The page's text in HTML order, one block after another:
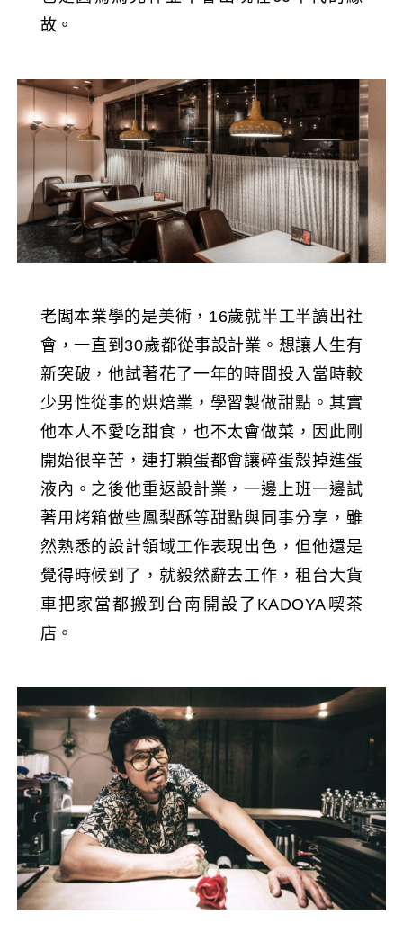
故。
老闆本業學的是美術，16歲就半工半讀出社
會，一直到30歲都從事設計業。想讓人生有
新突破，他試著花了一年的時間投入當時較
少男性從事的烘焙業，學習製做甜點。其實
他本人不愛吃甜食，也不太會做菜，因此剛
開始很辛苦，連打顆蛋都會讓碎蛋殼掉進蛋
液內。之後他重返設計業，一邊上班一邊試
著用烤箱做些鳳梨酥等甜點與同事分享，雖
然熟悉的設計領域工作表現出色，但他還是
覺得時候到了，就毅然辭去工作，租台大貨
車把家當都搬到台南開設了KADOYA喫茶
店。